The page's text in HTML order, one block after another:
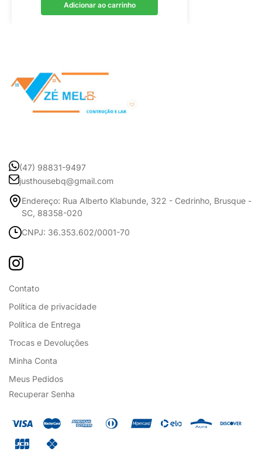
Adicionar ao carrinho
(47) 98831-9497
justhousebq@gmail.com
Endereço: Rua Alberto Klabunde, 322 - Cedrinho, Brusque -
SC, 88358-020
CNPJ: 36.353.602/0001-70
Contato
Política de privacidade
Política de Entrega
Trocas e Devoluções
Minha Conta
Meus Pedidos
Recuperar Senha